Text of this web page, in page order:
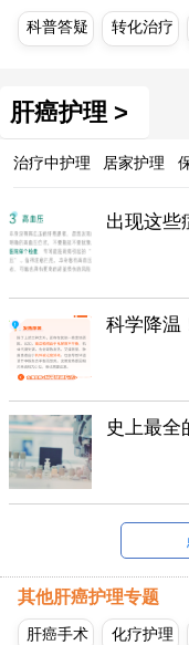
科普答疑 转化治疗
肝癌护理 >
治疗中护理 居家护理
出现这些
科学降温
史上最全
其他肝癌护理专题
肝癌手术 化疗护理